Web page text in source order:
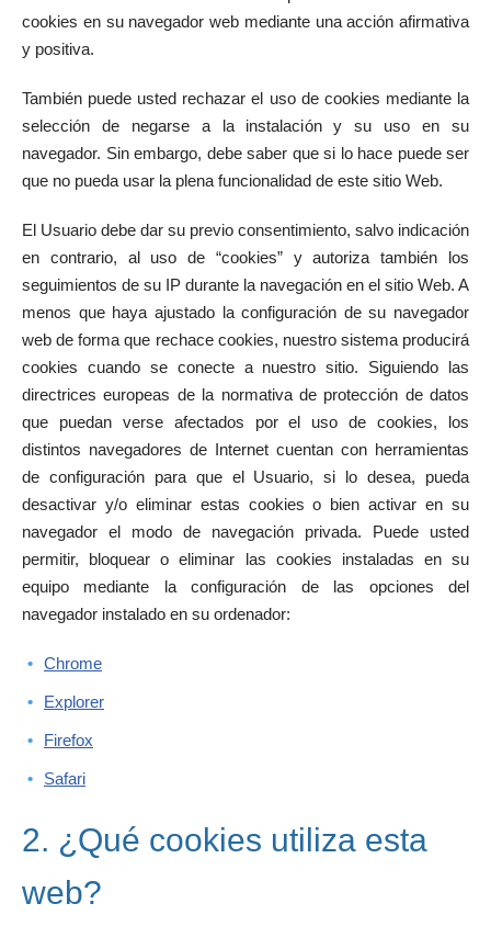
cookies en su navegador web mediante una acción afirmativa
y positiva.
También puede usted rechazar el uso de cookies mediante la
selección de negarse a la instalación y su uso en su
navegador. Sin embargo, debe saber que si lo hace puede ser
que no pueda usar la plena funcionalidad de este sitio Web.
El Usuario debe dar su previo consentimiento, salvo indicación
en contrario, al uso de “cookies” y autoriza también los
seguimientos de su IP durante la navegación en el sitio Web. A
menos que haya ajustado la configuración de su navegador
web de forma que rechace cookies, nuestro sistema producirá
cookies cuando se conecte a nuestro sitio. Siguiendo las
directrices europeas de la normativa de protección de datos
que puedan verse afectados por el uso de cookies, los
distintos navegadores de Internet cuentan con herramientas
de configuración para que el Usuario, si lo desea, pueda
desactivar y/o eliminar estas cookies o bien activar en su
navegador el modo de navegación privada. Puede usted
permitir, bloquear o eliminar las cookies instaladas en su
equipo mediante la configuración de las opciones del
navegador instalado en su ordenador:
Chrome
Explorer
Firefox
Safari
2. ¿Qué cookies utiliza esta
web?